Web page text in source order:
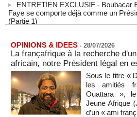
Faye se comporte déjà comme un
(Partie 1)
07/08/2026
2026
07/08/2026 -MOMO ALADJI
L'Iran annonce le démantèlement
dans la province de Kerman
06/08/2026 -
Cédéao : le PAPS veut renforcer son
06/08/2026 -
OPINIONS & IDEES - 28/07/2026
La françafrique à la recherche
africain, notre Président légal en
Sous le titre «
les amitiés
Ouattara »,
Jeune Afrique
d’un « ami